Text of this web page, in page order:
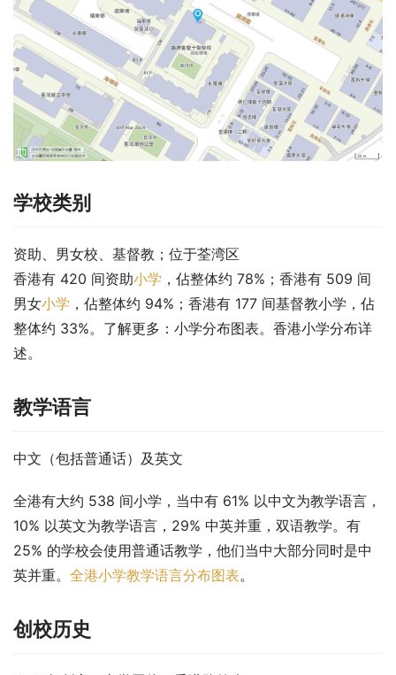
学校类别
资助、男女校、基督教；位于荃湾区
香港有 420 间资助小学 ，佔整体约 78%；香港有 509 间
男女小学 ，佔整体约 94%；香港有 177 间基督教小学，佔
整体约 33%。了解更多：小学分布图表。香港小学分布详
述。
教学语言
中文（包括普通话）及英文
全港有大约 538 间小学，当中有 61% 以中文为教学语言，
10% 以英文为教学语言，29% 中英并重，双语教学。有
25% 的学校会使用普通话教学，他们当中大部分同时是中
英并重。 全港小学教学语言分布图表。
创校历史